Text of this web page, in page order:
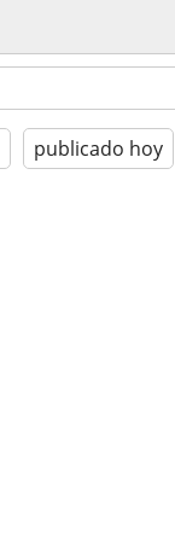
publicado hoy